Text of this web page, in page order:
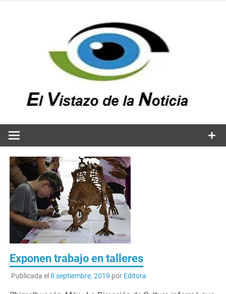
Exponen trabajo en talleres
Publicada el 8 septiembre, 2019 por Editora